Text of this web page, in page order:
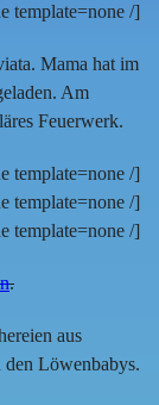
template=none /]
Mama hat im
Am
Feuerwerk.
template=none /]
template=none /]
template=none /]
.
aus
den Löwenbabys.